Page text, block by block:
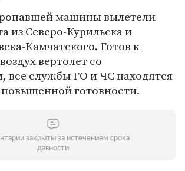
машины вылетели
из Северо-Курильска и
Камчатского. Готов к
вертолет со
все службы ГО и ЧС находятся
готовности.
закрыты за истечением срока
давности